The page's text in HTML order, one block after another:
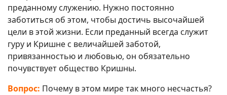
преданному служению. Нужно постоянно
заботиться об этом, чтобы достичь высочайшей
цели в этой жизни. Если преданный всегда служит
гуру и Кришне с величайшей заботой,
привязанностью и любовью, он обязательно
почувствует общество Кришны.
Вопрос: Почему в этом мире так много несчастья?